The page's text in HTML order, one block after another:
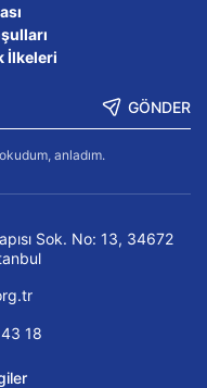
İlkeleri
GÖNDER
okudum, anladım.
Sok. No: 13, 34672
18